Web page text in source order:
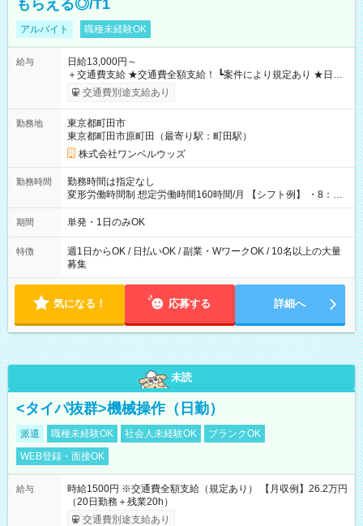
もらえる◎/T1
アルバイト 職種未経験OK
給与
日給13,000円～
＋交通費支給 ★交通費全額支給！ ┗案件により規定あり ★日払
いOK！（規定あり） ┗働いたその日に現金GET♪ お仕事後はコ
ンビニATMから 日払い分を引き落とせます！ 【試用期間】試
交通費別途支給あり
勤務地
東京都町田市
東京都町田市原町田（最寄り駅：町田駅）
株式会社ワンベルウッズ
勤務時間
勤務時間は指定なし
変形労働時間制 想定労働時間160時間/月 【シフト例】 ・8：00
～21：00
期間 単発・1日のみOK
特徴
週1日からOK / 日払いOK / 副業・WワークOK / 10名以上の大量
募集
気になる！ 応募する 詳細へ
未読
<タイパ抜群>機械操作（日勤）
派遣 職種未経験OK 社会人未経験OK
ブランクOK
WEB登録・面接OK
給与
時給1500円 ※交通費全額支給（規定あり） 【月収例】26.2万円
（20日勤務＋残業20h）
交通費別途支給あり